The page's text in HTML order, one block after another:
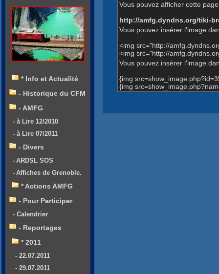
Vous pouvez afficher cette
http://amfg.dyndns.org/tiki-
Vous pouvez insérer l'image
<img src="http://
<img src="http://
Vous pouvez insérer l'image
{img
{img
* Info et Actualité
- Historique du CFM
- AMFG
- à Lire 12/2010
- à Lire 07/2011
- Divers
- ARDSL SOS
- Affiches de Grenoble.
* Actions AMFG
- Pour Participer
- Calendrier
- Reportages
* 2011
- 22.07.2011
- 29.07.2011